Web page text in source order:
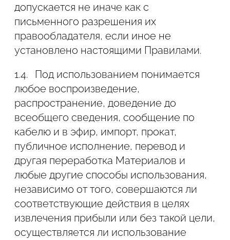
2.2.3. Номер телефона;
2.2.4. Адрес электронной почты;
2.2.6. Дату рождения;
2.2.7. Адрес места проживания.
2.3. Администрация сайта защищает
данные, которые автоматически
передаются в процессе просмотра
рекламных блоков и при посещении
страниц на сайте Сайта, на которых
установлен статистический скрипт
системы ("пиксель").
допускается не иначе как с
письменного разрешения их
правообладателя, если иное не
установлено настоящими Правилами.
1.4.
Под использованием понимается
любое воспроизведение,
распространение, доведение до
всеобщего сведения, сообщение по
кабелю и в эфир, импорт, прокат,
публичное исполнение, перевод и
другая переработка Материалов и
любые другие способы использования,
независимо от того, совершаются ли
соответствующие действия в целях
извлечения прибыли или без такой цели,
осуществляется ли использование